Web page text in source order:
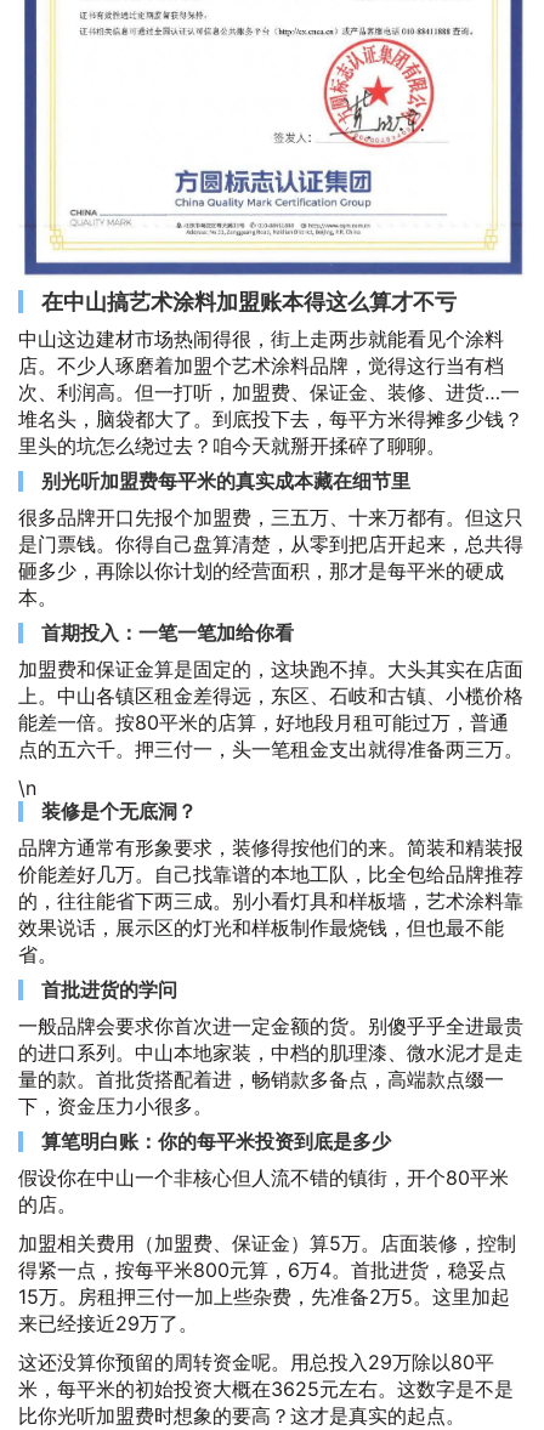
在中山搞艺术涂料加盟账本得这么算才不亏
中山这边建材市场热闹得很，街上走两步就能看见个涂料
店。不少人琢磨着加盟个艺术涂料品牌，觉得这行当有档
次、利润高。但一打听，加盟费、保证金、装修、进货…一
堆名头，脑袋都大了。到底投下去，每平方米得摊多少钱？
里头的坑怎么绕过去？咱今天就掰开揉碎了聊聊。
别光听加盟费每平米的真实成本藏在细节里
很多品牌开口先报个加盟费，三五万、十来万都有。但这只
是门票钱。你得自己盘算清楚，从零到把店开起来，总共得
砸多少，再除以你计划的经营面积，那才是每平米的硬成
本。
首期投入：一笔一笔加给你看
加盟费和保证金算是固定的，这块跑不掉。大头其实在店面
上。中山各镇区租金差得远，东区、石岐和古镇、小榄价格
能差一倍。按80平米的店算，好地段月租可能过万，普通
点的五六千。押三付一，头一笔租金支出就得准备两三万。
\n
装修是个无底洞？
品牌方通常有形象要求，装修得按他们的来。简装和精装报
价能差好几万。自己找靠谱的本地工队，比全包给品牌推荐
的，往往能省下两三成。别小看灯具和样板墙，艺术涂料靠
效果说话，展示区的灯光和样板制作最烧钱，但也最不能
省。
首批进货的学问
一般品牌会要求你首次进一定金额的货。别傻乎乎全进最贵
的进口系列。中山本地家装，中档的肌理漆、微水泥才是走
量的款。首批货搭配着进，畅销款多备点，高端款点缀一
下，资金压力小很多。
算笔明白账：你的每平米投资到底是多少
假设你在中山一个非核心但人流不错的镇街，开个80平米
的店。
加盟相关费用（加盟费、保证金）算5万。店面装修，控制
得紧一点，按每平米800元算，6万4。首批进货，稳妥点
15万。房租押三付一加上些杂费，先准备2万5。这里加起
来已经接近29万了。
这还没算你预留的周转资金呢。用总投入29万除以80平
米，每平米的初始投资大概在3625元左右。这数字是不是
比你光听加盟费时想象的要高？这才是真实的起点。